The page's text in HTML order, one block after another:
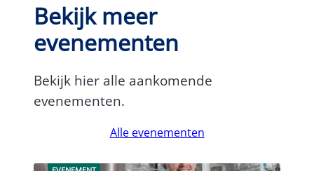
Bekijk meer
evenementen
Bekijk hier alle aankomende
evenementen.
Alle evenementen